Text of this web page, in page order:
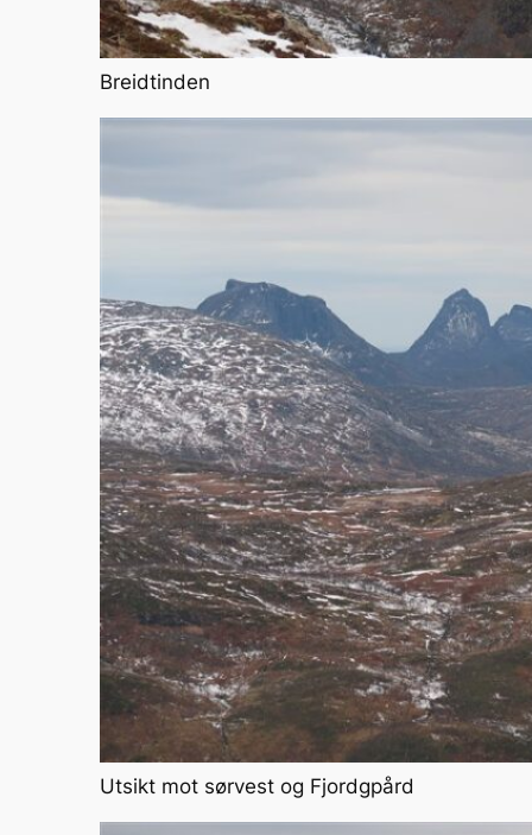
Breidtinden
Utsikt mot sørvest og Fjordgpård